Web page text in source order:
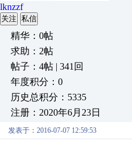
lknzzf
关注 私信
精华：0帖
求助：2帖
帖子：4帖 | 341回
年度积分：0
历史总积分：5335
注册：2020年6月23日
发表于：2016-07-07 12:59:53